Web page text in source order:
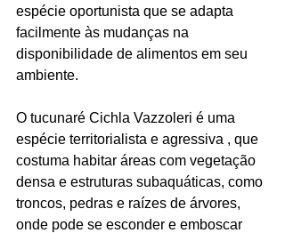
espécie oportunista que se adapta
facilmente às mudanças na
disponibilidade de alimentos em seu
ambiente.
O tucunaré Cichla Vazzoleri é uma
espécie territorialista e agressiva , que
costuma habitar áreas com vegetação
densa e estruturas subaquáticas, como
troncos, pedras e raízes de árvores,
onde pode se esconder e emboscar